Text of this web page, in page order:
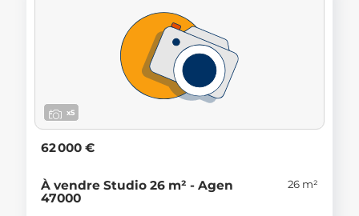
x5
62 000 €
À vendre Studio 26 m² - Agen
47000
26 m²